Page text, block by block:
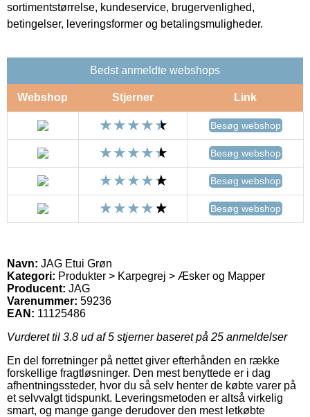
sortimentstørrelse, kundeservice, brugervenlighed,
betingelser, leveringsformer og betalingsmuligheder.
Bedst anmeldte webshops
Webshop Stjerner Link
Besøg webshop
Besøg webshop
Besøg webshop
Besøg webshop
Navn: JAG Etui Grøn
Kategori: Produkter > Karpegrej > Æsker og Mapper
Producent: JAG
Varenummer: 59236
EAN: 11125486
Vurderet til 3.8 ud af 5 stjerner baseret på 25 anmeldelser
En del forretninger på nettet giver efterhånden en række
forskellige fragtløsninger. Den mest benyttede er i dag
afhentningssteder, hvor du så selv henter de købte varer på
et selvvalgt tidspunkt. Leveringsmetoden er altså virkelig
smart, og mange gange derudover den mest letkøbte